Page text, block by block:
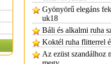
Gyönyörű elegáns
uk18
Báli és alkalmi ruha
Koktél ruha flitterrel
Az ezüst szandálhoz